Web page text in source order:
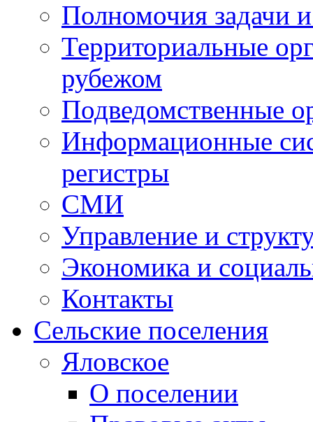
Полномочия задачи
Территориальные
рубежом
Подведомственные
Информационные
регистры
СМИ
Управление и
Экономика и
Контакты
Сельские поселения
Яловское
О поселении